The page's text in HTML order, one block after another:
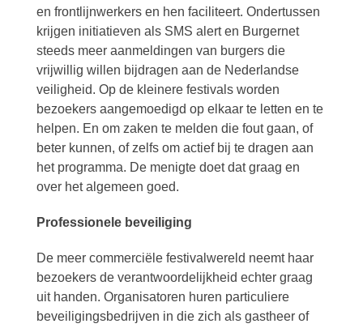
en frontlijnwerkers en hen faciliteert. Ondertussen
krijgen initiatieven als SMS alert en Burgernet
steeds meer aanmeldingen van burgers die
vrijwillig willen bijdragen aan de Nederlandse
veiligheid. Op de kleinere festivals worden
bezoekers aangemoedigd op elkaar te letten en te
helpen. En om zaken te melden die fout gaan, of
beter kunnen, of zelfs om actief bij te dragen aan
het programma. De menigte doet dat graag en
over het algemeen goed.
Professionele beveiliging
De meer commerciële festivalwereld neemt haar
bezoekers de verantwoordelijkheid echter graag
uit handen. Organisatoren huren particuliere
beveiligingsbedrijven in die zich als gastheer of